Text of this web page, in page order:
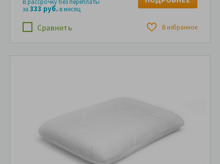
Сравнить В избранное
В рассрочку без переплаты
за 333 руб.в месяц